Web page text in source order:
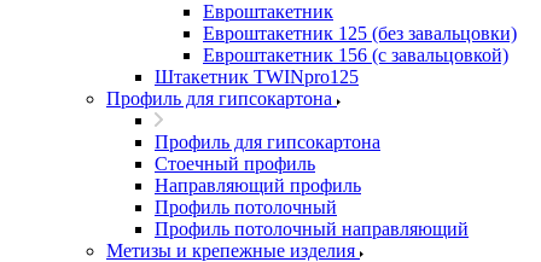
Евроштакетник
Евроштакетник 125 (без завальцовки)
Евроштакетник 156 (с завальцовкой)
Штакетник TWINpro125
Профиль для гипсокартона
Профиль для гипсокартона
Стоечный профиль
Направляющий профиль
Профиль потолочный
Профиль потолочный направляющий
Метизы и крепежные изделия